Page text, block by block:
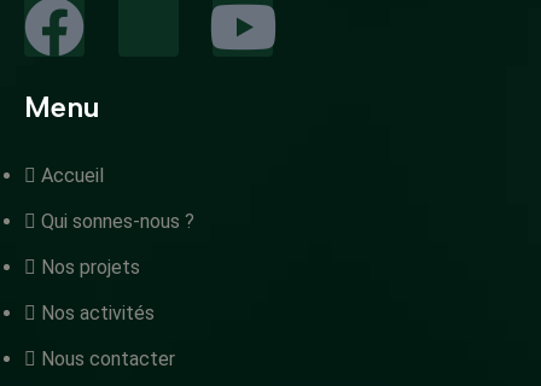
Menu
Accueil
Qui sonnes-nous ?
Nos projets
Nos activités
Nous contacter